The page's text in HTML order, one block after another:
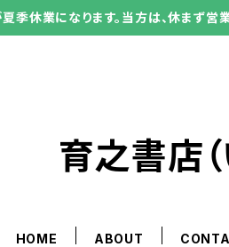
休業になります。当方は、休まず営業
育之書店（
HOME ABOUT